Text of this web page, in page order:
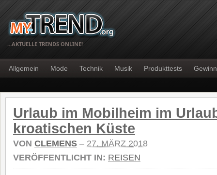
…AKTUELLE TRENDS ONLINE!
Allgemein Mode Technik Musik Produkttests
Urlaub im Mobilheim im
kroatischen Küste
VON CLEMENS – 27. MÄRZ 2018
VERÖFFENTLICHT IN: REISEN